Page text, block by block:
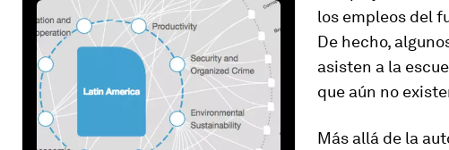
los empleos del
De hecho,
asisten a la
que aún no
Más allá de la